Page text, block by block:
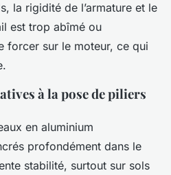
la rigidité de l’armature et le
est trop abîmé ou
forcer sur le moteur, ce qui
à la pose de piliers
en aluminium
profondément dans le
stabilité, surtout sur sols